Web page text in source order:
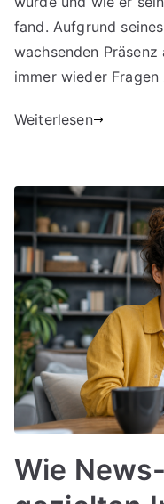
fand. Aufgrund
wachsenden
immer wieder
Weiterlesen
Wie